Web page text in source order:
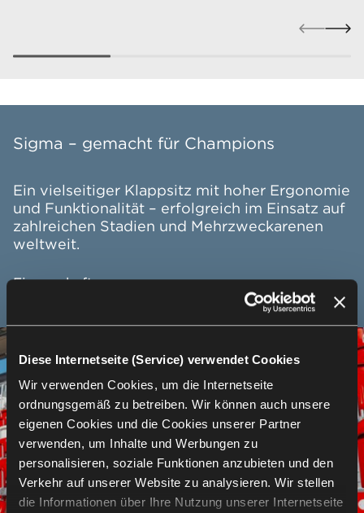
Diese Internetseite (Service) verwendet Cookies
Wir verwenden Cookies, um die Internetseite
ordnungsgemäß zu betreiben. Wir können auch unsere
eigenen Cookies und die Cookies unserer Partner
verwenden, um Inhalte und Werbungen zu
personalisieren, soziale Funktionen anzubieten und den
Verkehr auf unserer Website zu analysieren. Wir stellen
die Informationen über Ihre Nutzung unserer Internetseite
Sigma – gemacht für Champions
Ein vielseitiger Klappsitz mit hoher Ergonomie
und Funktionalität – erfolgreich im Einsatz auf
zahlreichen Stadien und Mehrzweckarenen
weltweit.
Eigenschaften:
Nummerierung von Sitzplätzen und Reihen
(Silver-Ausführung)
Integrierte Sicherheitsbarriere